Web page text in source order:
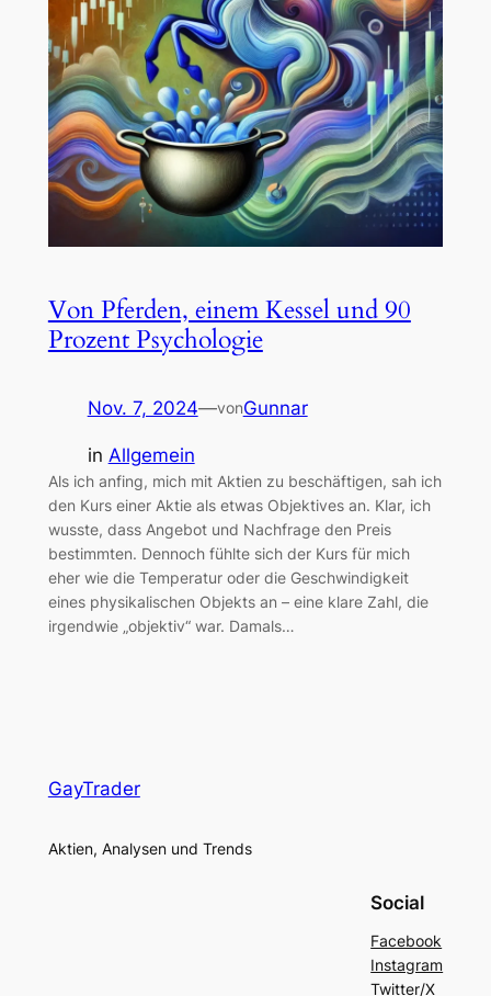
Von Pferden, einem Kessel und 90
Prozent Psychologie
Nov. 7, 2024—vonGunnar
in Allgemein
Als ich anfing, mich mit Aktien zu beschäftigen, sah ich
den Kurs einer Aktie als etwas Objektives an. Klar, ich
wusste, dass Angebot und Nachfrage den Preis
bestimmten. Dennoch fühlte sich der Kurs für mich
eher wie die Temperatur oder die Geschwindigkeit
eines physikalischen Objekts an – eine klare Zahl, die
irgendwie „objektiv“ war. Damals…
GayTrader
Aktien, Analysen und Trends
Social
Facebook
Instagram
Twitter/X